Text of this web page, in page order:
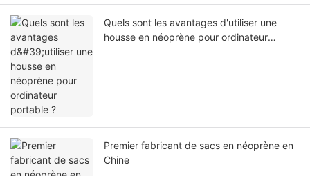
Quels sont les avantages d'utiliser une
housse en néoprène pour ordinateur
Premier fabricant de sacs en néoprène en
Chine